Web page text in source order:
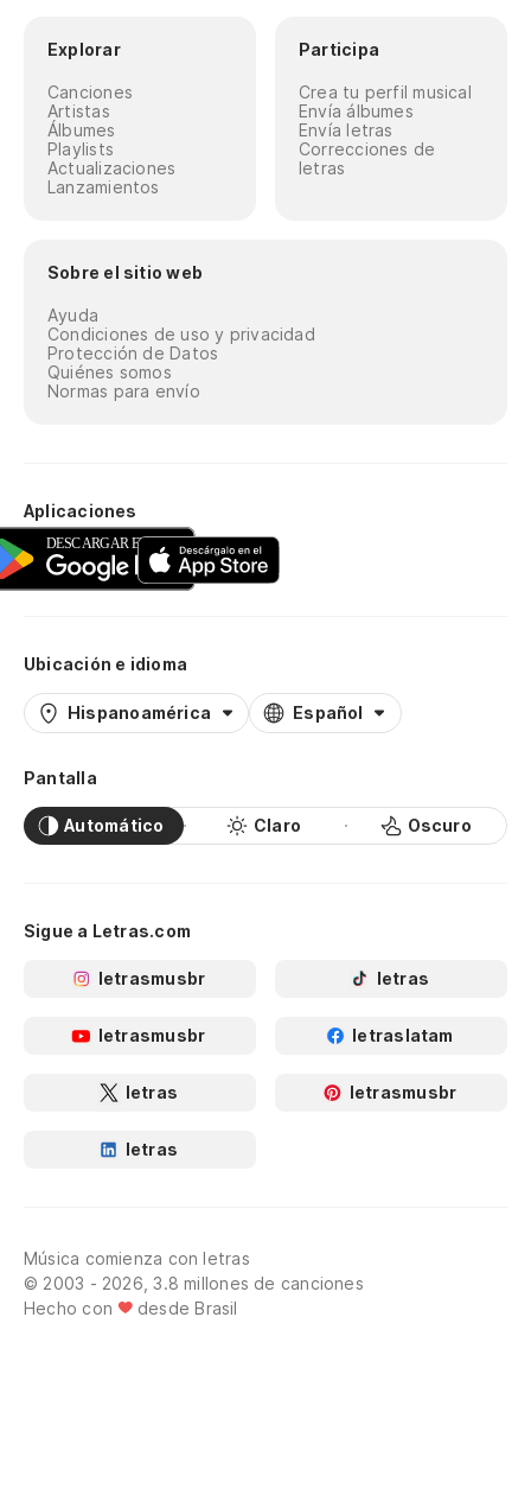
Explorar
Canciones
Artistas
Álbumes
Playlists
Actualizaciones
Lanzamientos
Participa
Crea tu perfil musical
Envía álbumes
Envía letras
Correcciones de
letras
Sobre el sitio web
Ayuda
Condiciones de uso y privacidad
Protección de Datos
Quiénes somos
Normas para envío
Aplicaciones
Ubicación e idioma
Hispanoamérica Español
Pantalla
Automático Claro Oscuro
Sigue a Letras.com
letrasmusbr letras
letrasmusbr letraslatam
letras letrasmusbr
letras
Música comienza con letras
© 2003 - 2026, 3.8 millones de canciones
Hecho con
desde Brasil